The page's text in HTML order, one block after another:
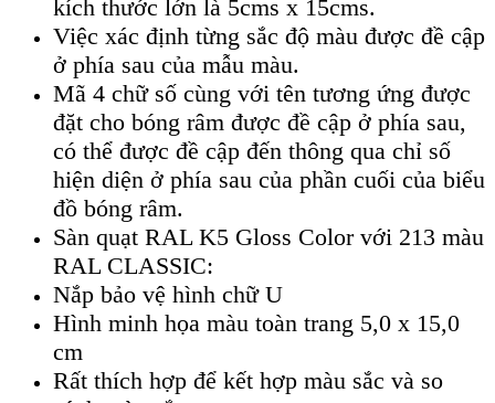
kích thước lớn là 5cms x 15cms.
Việc xác định từng sắc độ màu được đề cập
ở phía sau của mẫu màu.
Mã 4 chữ số cùng với tên tương ứng được
đặt cho bóng râm được đề cập ở phía sau,
có thể được đề cập đến thông qua chỉ số
hiện diện ở phía sau của phần cuối của biểu
đồ bóng râm.
Sàn quạt RAL K5 Gloss Color với 213 màu
RAL CLASSIC:
Nắp bảo vệ hình chữ U
Hình minh họa màu toàn trang 5,0 x 15,0
cm
Rất thích hợp để kết hợp màu sắc và so